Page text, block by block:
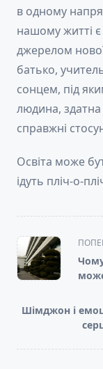
в одному
нашому житті є
джерелом нової
батько,
сонцем, під
людина, здатна
справжні
Освіта може
ідуть пліч-о-
<span
class="nav-
subtitle
reader-
text">Page</
Шімджон і